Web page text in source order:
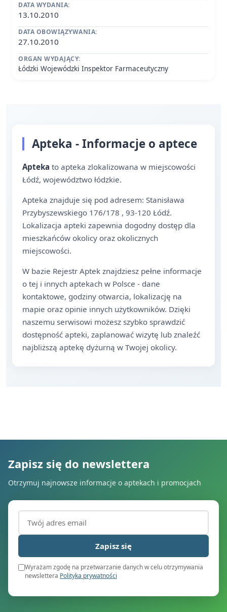
DATA WYDANIA:
13.10.2010
DATA OBOWIĄZYWANIA:
27.10.2010
ORGAN WYDAJĄCY:
Łódzki Wojewódzki Inspektor Farmaceutyczny
Apteka - Informacje o aptece
Apteka to apteka zlokalizowana w miejscowości
Łódź, województwo łódzkie.
Apteka znajduje się pod adresem: Stanisława
Przybyszewskiego 176/178 , 93-120 Łódź.
Lokalizacja apteki zapewnia dogodny dostęp dla
mieszkańców okolicy oraz okolicznych
miejscowości.
W bazie Rejestr Aptek znajdziesz pełne informacje
o tej i innych aptekach w Polsce - dane
kontaktowe, godziny otwarcia, lokalizację na
mapie oraz opinie innych użytkowników. Dzięki
naszemu serwisowi możesz szybko sprawdzić
dostępność apteki, zaplanować wizytę lub znaleźć
najbliższą aptekę dyżurną w Twojej okolicy.
Zapisz się do newslettera
Otrzymuj najnowsze informacje o aptekach i promocjach
Adres email (wymagany)
Zapisz się
Wyrażam zgodę na przetwarzanie danych w celu otrzymywania
newslettera Polityka prywatności